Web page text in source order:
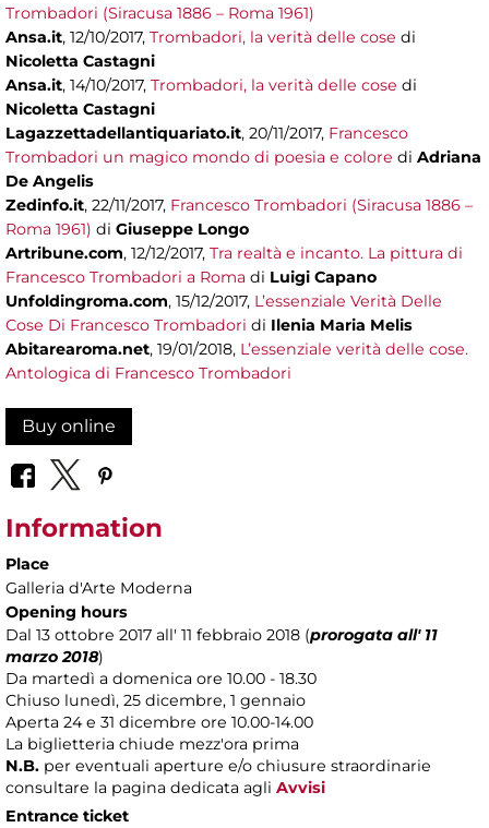
Trombadori (Siracusa 1886 – Roma 1961)
Ansa.it, 12/10/2017, Trombadori, la verità delle cose di
Nicoletta Castagni
Ansa.it, 14/10/2017, Trombadori, la verità delle cose di
Nicoletta Castagni
Lagazzettadellantiquariato.it, 20/11/2017, Francesco
Trombadori un magico mondo di poesia e colore di Adriana
De Angelis
Zedinfo.it, 22/11/2017, Francesco Trombadori (Siracusa 1886 –
Roma 1961) di Giuseppe Longo
Artribune.com, 12/12/2017, Tra realtà e incanto. La pittura di
Francesco Trombadori a Roma di Luigi Capano
Unfoldingroma.com, 15/12/2017, L’essenziale Verità Delle
Cose Di Francesco Trombadori di Ilenia Maria Melis
Abitarearoma.net, 19/01/2018, L’essenziale verità delle cose.
Antologica di Francesco Trombadori
Buy online
Information
Place
Galleria d'Arte Moderna
Opening hours
Dal 13 ottobre 2017 all' 11 febbraio 2018 (prorogata all' 11
marzo 2018)
Da martedì a domenica ore 10.00 - 18.30
Chiuso lunedì, 25 dicembre, 1 gennaio
Aperta 24 e 31 dicembre ore 10.00-14.00
La biglietteria chiude mezz'ora prima
N.B. per eventuali aperture e/o chiusure straordinarie
consultare la pagina dedicata agli Avvisi
Entrance ticket